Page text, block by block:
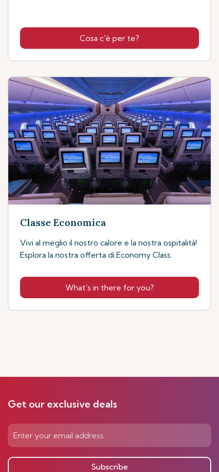
Cosa c'è per te?
Classe Economica
Vivi al meglio il nostro calore e la nostra ospitalità!
Esplora la nostra offerta di Economy Class.
What's in there for you?
Get our exclusive deals
Subscribe